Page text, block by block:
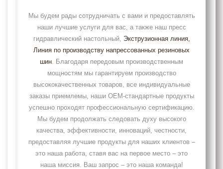
Мы будем рады сотрудничать с вами и предоставлять
наши лучшие услуги для вас, а также наш пресс
гидравлический настольный, Экструзионная линия,
Линия по производству напрессованных резиновых
шин. Благодаря передовым производственным
мощностям мы гарантируем производство
высококачественных товаров, все индивидуальные
заказы приемлемы, наши OEM-стандартные продукты
успешно проходят профессиональную сертификацию.
Мы будем продолжать следовать духу высокого
качества, эффективности, инноваций, честности,
предоставляя лучшие продукты для наших клиентов –
это наша работа, ставя вас на первое место – это
наша миссия. Ваш запрос – это наша команда!